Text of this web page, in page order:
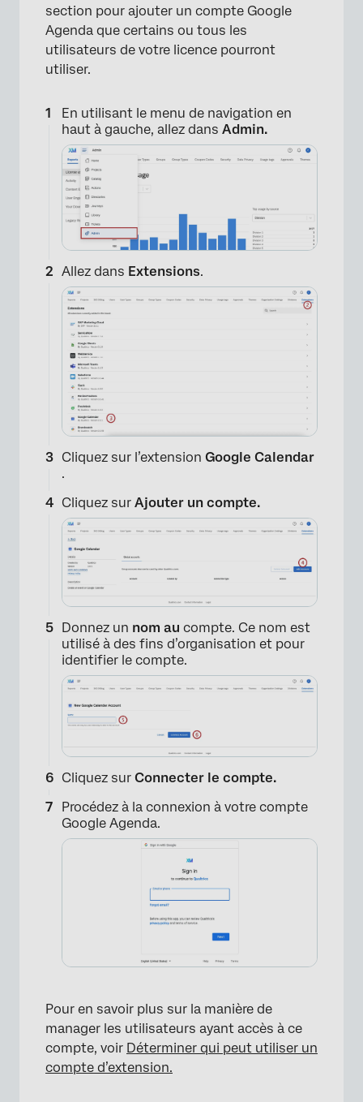
section pour ajouter un compte Google
Agenda que certains ou tous les
utilisateurs de votre licence pourront
utiliser.
En utilisant le menu de navigation en
haut à gauche, allez dans Admin.
Allez dans Extensions.
×
Cliquez sur l’extension Google Calendar
.
Cliquez sur Ajouter un compte.
Donnez un nom au compte. Ce nom est
utilisé à des fins d’organisation et pour
identifier le compte.
Cliquez sur Connecter le compte.
Procédez à la connexion à votre compte
Google Agenda.
Pour en savoir plus sur la manière de
manager les utilisateurs ayant accès à ce
compte, voir Déterminer qui peut utiliser un
compte d’extension.